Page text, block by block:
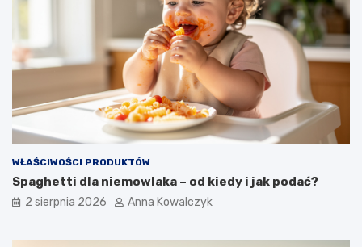
WŁAŚCIWOŚCI PRODUKTÓW
Spaghetti dla niemowlaka – od kiedy i jak podać?
2 sierpnia 2026 Anna Kowalczyk